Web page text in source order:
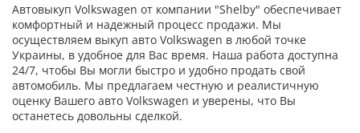
Автовыкуп Volkswagen от компании "Shelby" обеспечивает
комфортный и надежный процесс продажи. Мы
осуществляем выкуп авто Volkswagen в любой точке
Украины, в удобное для Вас время. Наша работа доступна
24/7, чтобы Вы могли быстро и удобно продать свой
автомобиль. Мы предлагаем честную и реалистичную
оценку Вашего авто Volkswagen и уверены, что Вы
останетесь довольны сделкой.